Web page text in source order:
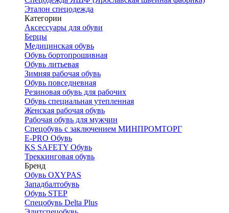
Эталон спецодежда
Категории
Аксессуары для обуви
Берцы
Медицинская обувь
Обувь бортопрошивная
Обувь литьевая
Зимняя рабочая обувь
Обувь повседневная
Резиновая обувь для рабочих
Обувь специальная утепленная
Женская рабочая обувь
Рабочая обувь для мужчин
Спецобувь с заключением МИНПРОМТОРГ
E-PRO Обувь
KS SAFETY Обувь
Треккинговая обувь
Бренд
Обувь OXYPAS
Западбалтобувь
Обувь STEP
Спецобувь Delta Plus